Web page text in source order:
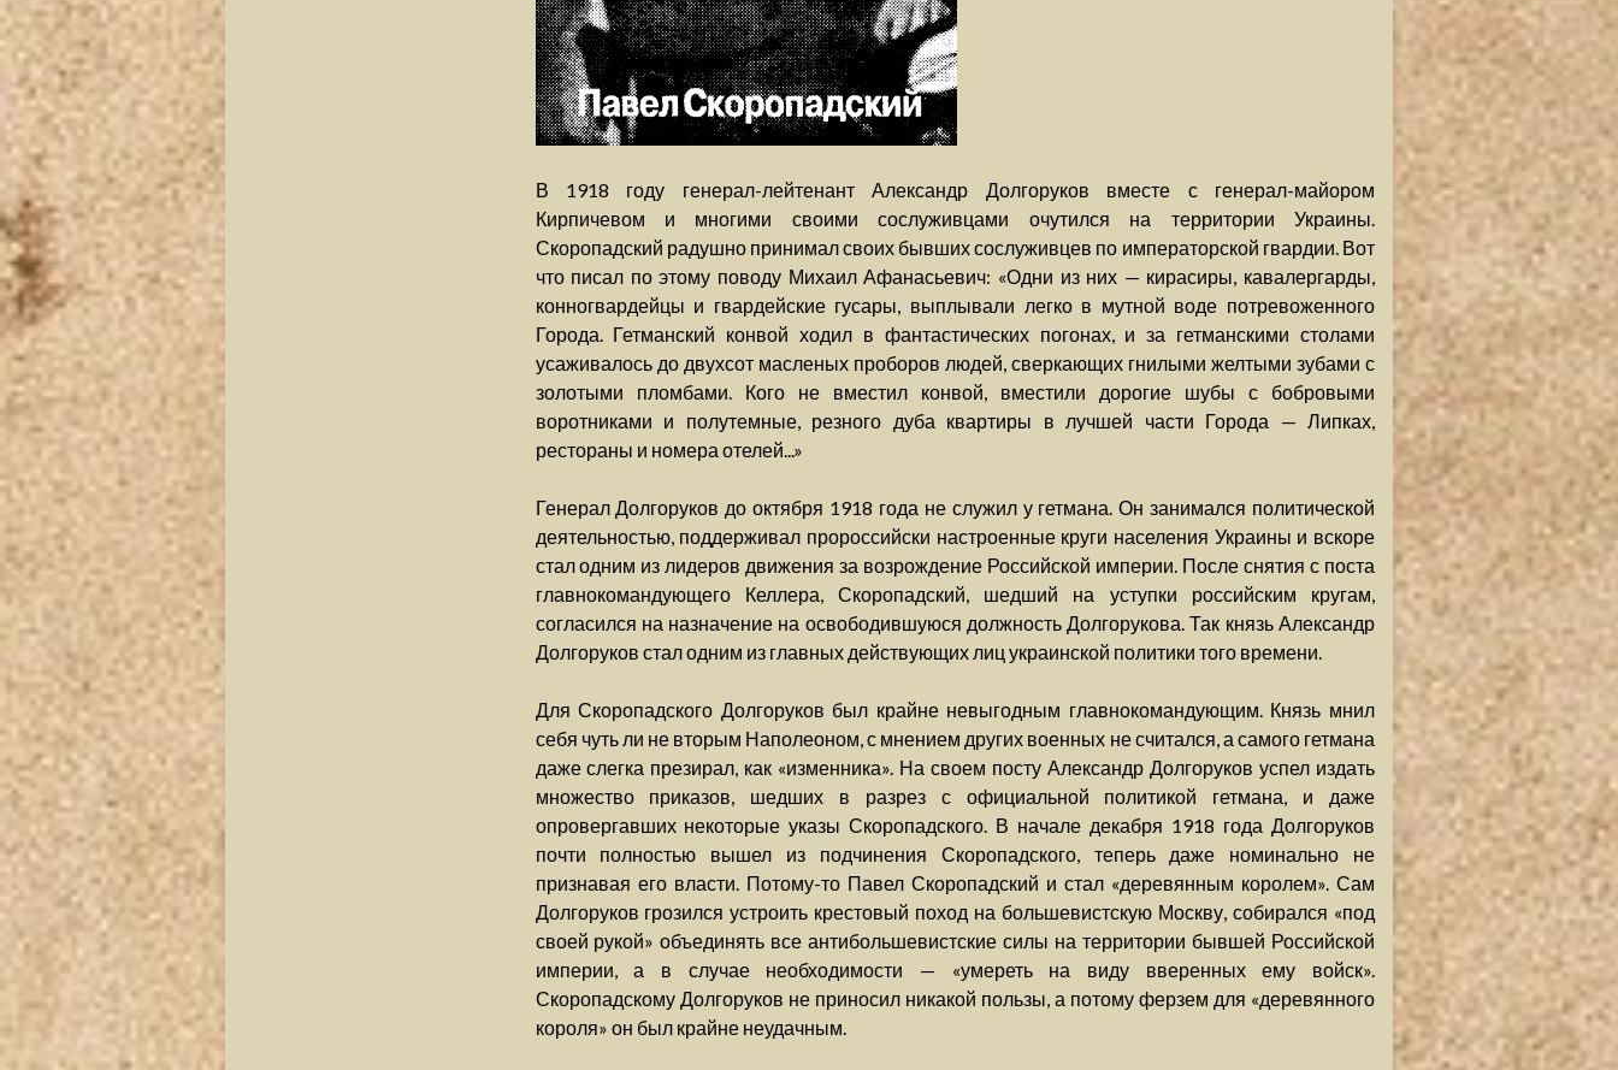
В 1918 году генерал-лейтенант Александр Долгоруков вместе с генерал-майором
Кирпичевом и многими своими сослуживцами очутился на территории Украины.
Скоропадский радушно принимал своих бывших сослуживцев по императорской гвардии. Вот
что писал по этому поводу Михаил Афанасьевич: «Одни из них — кирасиры, кавалергарды,
конногвардейцы и гвардейские гусары, выплывали легко в мутной воде потревоженного
Города. Гетманский конвой ходил в фантастических погонах, и за гетманскими столами
усаживалось до двухсот масленых проборов людей, сверкающих гнилыми желтыми зубами с
золотыми пломбами. Кого не вместил конвой, вместили дорогие шубы с бобровыми
воротниками и полутемные, резного дуба квартиры в лучшей части Города — Липках,
рестораны и номера отелей...»
Генерал Долгоруков до октября 1918 года не служил у гетмана. Он занимался политической
деятельностью, поддерживал пророссийски настроенные круги населения Украины и вскоре
стал одним из лидеров движения за возрождение Российской империи. После снятия с поста
главнокомандующего Келлера, Скоропадский, шедший на уступки российским кругам,
согласился на назначение на освободившуюся должность Долгорукова. Так князь Александр
Долгоруков стал одним из главных действующих лиц украинской политики того времени.
Для Скоропадского Долгоруков был крайне невыгодным главнокомандующим. Князь мнил
себя чуть ли не вторым Наполеоном, с мнением других военных не считался, а самого гетмана
даже слегка презирал, как «изменника». На своем посту Александр Долгоруков успел издать
множество приказов, шедших в разрез с официальной политикой гетмана, и даже
опровергавших некоторые указы Скоропадского. В начале декабря 1918 года Долгоруков
почти полностью вышел из подчинения Скоропадского, теперь даже номинально не
признавая его власти. Потому-то Павел Скоропадский и стал «деревянным королем». Сам
Долгоруков грозился устроить крестовый поход на большевистскую Москву, собирался «под
своей рукой» объединять все антибольшевистские силы на территории бывшей Российской
империи, а в случае необходимости — «умереть на виду вверенных ему войск».
Скоропадскому Долгоруков не приносил никакой пользы, а потому ферзем для «деревянного
короля» он был крайне неудачным.